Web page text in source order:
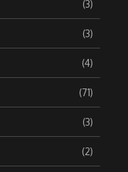
(3)
(3)
(4)
(71)
(3)
(2)